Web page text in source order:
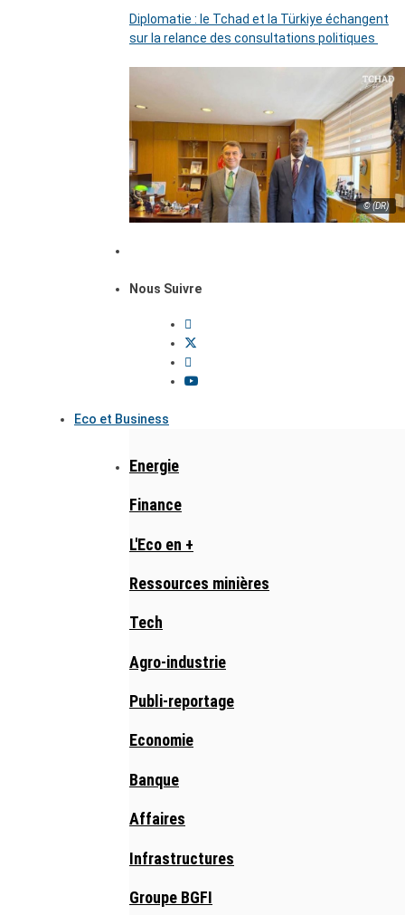
Diplomatie : le Tchad et la Türkiye échangent
sur la relance des consultations politiques
© (DR)
Nous Suivre
Eco et Business
Energie
Finance
L'Eco en +
Ressources minières
Tech
Agro-industrie
Publi-reportage
Economie
Banque
Affaires
Infrastructures
Groupe BGFI